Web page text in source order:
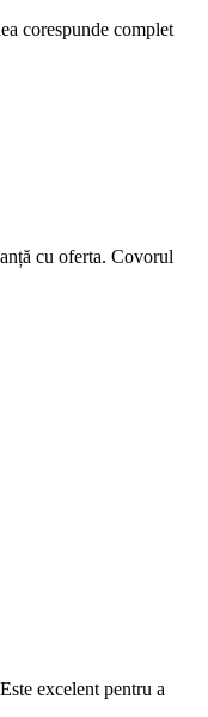
corespunde complet
cu oferta. Covorul
excelent pentru a